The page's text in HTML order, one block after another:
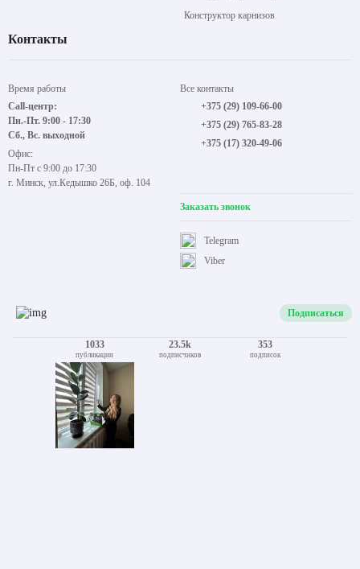
Конструктор карнизов
Контакты
Время работы
Call-центр:
Пн.-Пт. 9:00 - 17:30
Сб., Вс. выходной
Офис:
Пн-Пт с 9:00 до 17:30
г. Минск, ул.Кедышко 26Б, оф. 104
Все контакты
+375 (29) 109-66-00
+375 (29) 765-83-28
+375 (17) 320-49-06
Заказать звонок
Viber
Telegram
Подписаться
1033
публикации
23.5k
подписчиков
353
подписок